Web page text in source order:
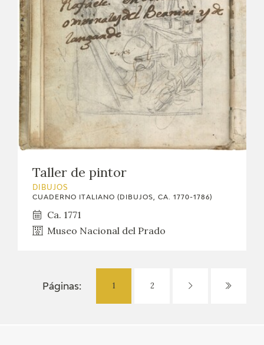
Taller de pintor
DIBUJOS
CUADERNO ITALIANO (DIBUJOS, CA. 1770-1786)
Ca. 1771
Museo Nacional del Prado
Páginas: 1 2